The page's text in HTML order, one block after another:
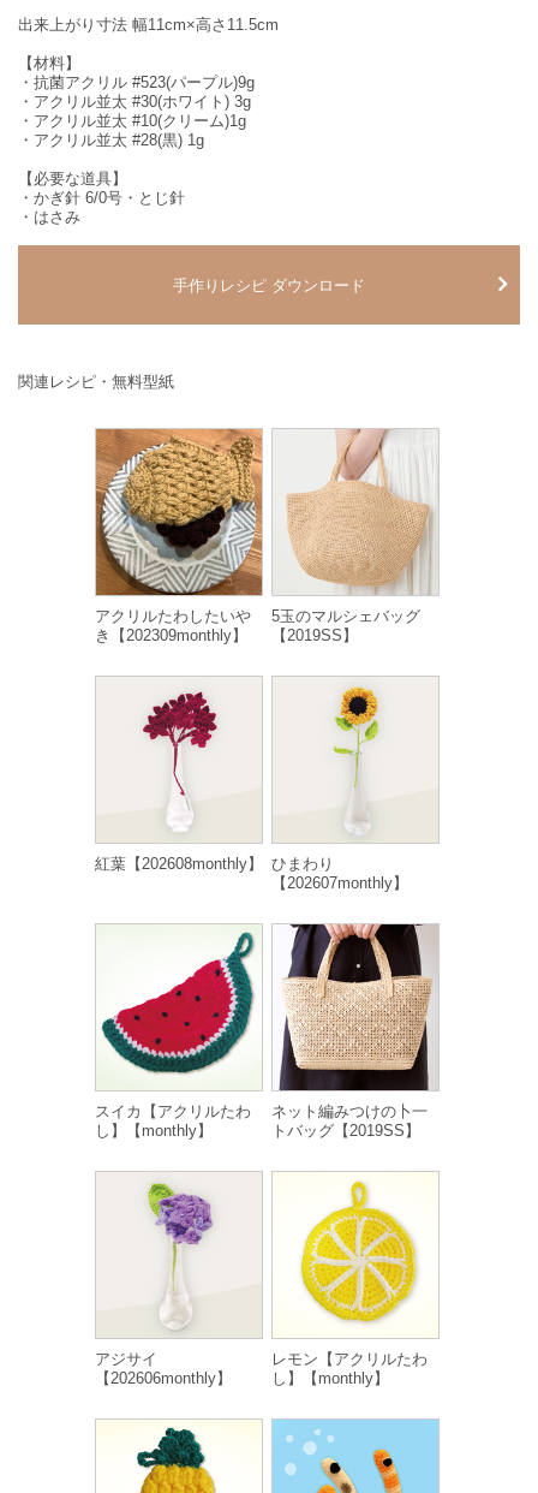
出来上がり寸法 幅11cm×高さ11.5cm
【材料】
・抗菌アクリル #523(パープル)9g
・アクリル並太 #30(ホワイト) 3g
・アクリル並太 #10(クリーム)1g
・アクリル並太 #28(黒) 1g
【必要な道具】
・かぎ針 6/0号・とじ針
・はさみ
手作りレシピ ダウンロード
関連レシピ・無料型紙
アクリルたわしたいや
き【202309monthly】
5玉のマルシェバッグ
【2019SS】
紅葉【202608monthly】
ひまわり
【202607monthly】
スイカ【アクリルたわ
し】【monthly】
ネット編みつけの卜一
トバッグ【2019SS】
アジサイ
【202606monthly】
レモン【アクリルたわ
し】【monthly】